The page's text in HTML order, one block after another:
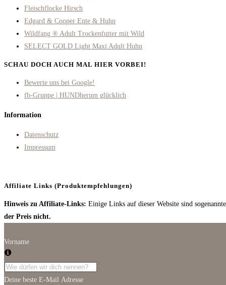
Fleischflocke Hirsch
Edgard & Cooper Ente & Huhn
Wildfang ® Adult Trockenfutter mit Wild
SELECT GOLD Light Maxi Adult Huhn
SCHAU DOCH AUCH MAL HIER VORBEI!
Bewerte uns bei Google!
in
fb-Gruppe | HUNDherum glücklich
Information
Datenschutz
Impressum
Affiliate Links (Produktempfehlungen)
Hinweis zu Affiliate-Links: Einige Links auf dieser Website sind
der Preis nicht.
Vorname
Deine beste E-Mail Adresse